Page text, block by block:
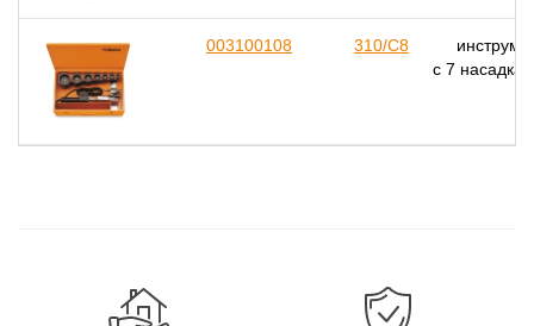
003100108 310/C8
с 7